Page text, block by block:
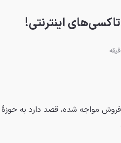
اینترنتی!
فروش مواجه شده، قصد دارد به